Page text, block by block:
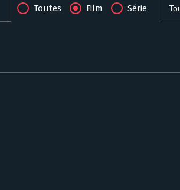
Toutes Film Série